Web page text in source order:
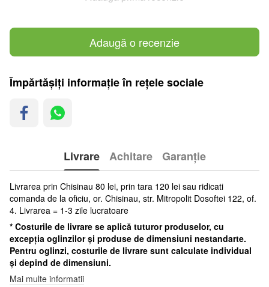
Adaugă o recenzie
Împărtășiți informație în rețele sociale
Livrare Achitare Garanție
Livrarea prin Chisinau 80 lei, prin tara 120 lei sau ridicati
comanda de la oficiu, or. Chisinau, str. Mitropolit Dosoftei 122, of.
4. Livrarea = 1-3 zile lucratoare
* Costurile de livrare se aplică tuturor produselor, cu
excepția oglinzilor și produse de dimensiuni nestandarte.
Pentru oglinzi, costurile de livrare sunt calculate individual
și depind de dimensiuni.
Mai multe informatii